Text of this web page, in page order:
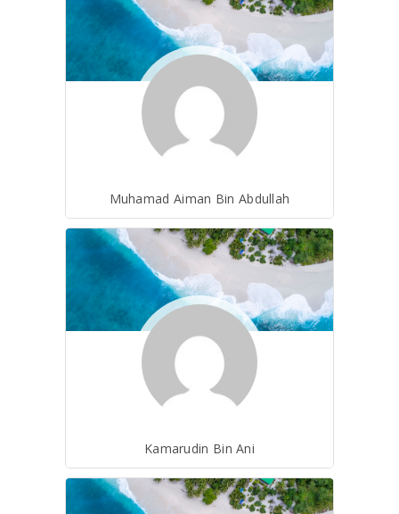
Muhamad Aiman Bin Abdullah
Kamarudin Bin Ani